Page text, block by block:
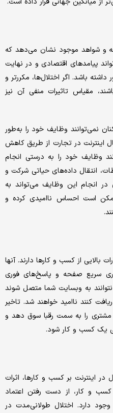
و شواهد موجود نشان می‌دهد که
پیامدهای اقتصادی و در نهایت
باشد. اگر اختلال‌ها، ‌مکررتر و
مقیاس تاثیرات منفی آن نیز
نمی‌توانند وظایف خود را به‌طور
اینترنت در تجارت از طریق کاهش
وظایف خود را به درستی انجام
انتقال داده‌های حیاتی شرکت و
انجام این وظایف می‌تواند به
ممکن است احساس ناامیدی کرده و
بالایی از کسب و کارها دارند. آنها
سریع صفحه و پاسخ‌های فوری
به وبسایت شما متصل شوند
کنند ناامید خواهند شد. تاخیر
مشتری را به سمت رقبا سوق دهد و
یک کسب و کار شود.
در اینترنت بر کسب و کارها، اثرات
و کار، از دست رفتن اعتماد
دارد. اختلال طولانی‌مدت در